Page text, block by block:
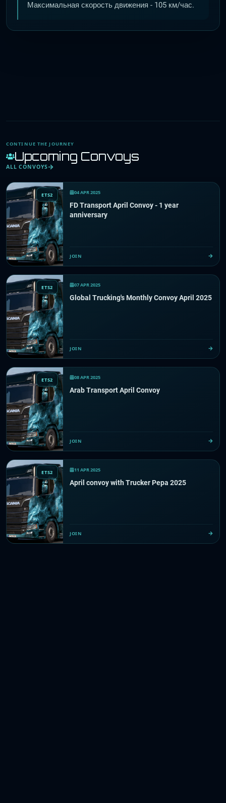
Максимальная скорость движения - 105 км/час.
CONTINUE THE JOURNEY
Upcoming Convoys
ALL CONVOYS
ETS2 04 APR 2025
FD Transport April Convoy - 1 year
anniversary
JOIN
ETS2 07 APR 2025
Global Trucking's Monthly Convoy April 2025
JOIN
ETS2 08 APR 2025
Arab Transport April Convoy
JOIN
ETS2 11 APR 2025
April convoy with Trucker Pepa 2025
JOIN